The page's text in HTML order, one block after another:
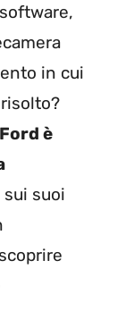
in cui
è
suoi